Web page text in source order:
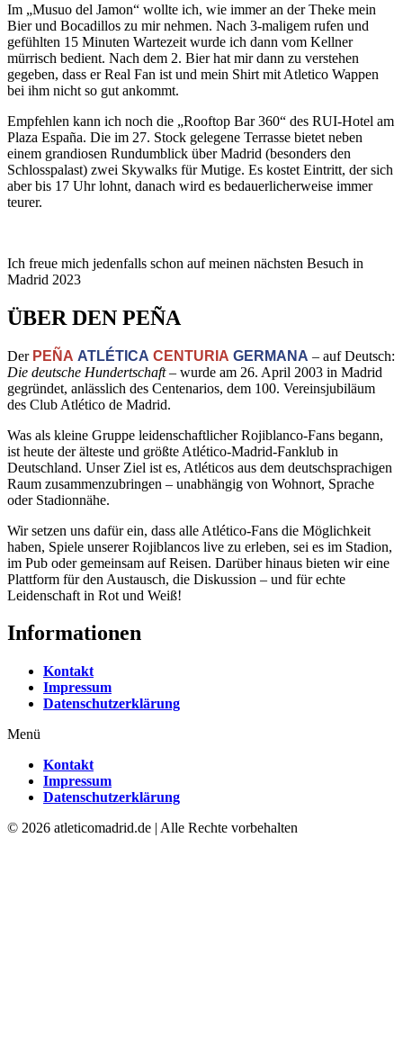
Im „Musuo del Jamon“ wollte ich, wie immer an der Theke mein
Bier und Bocadillos zu mir nehmen. Nach 3-maligem rufen und
gefühlten 15 Minuten Wartezeit wurde ich dann vom Kellner
mürrisch bedient. Nach dem 2. Bier hat mir dann zu verstehen
gegeben, dass er Real Fan ist und mein Shirt mit Atletico Wappen
bei ihm nicht so gut ankommt.
Empfehlen kann ich noch die „Rooftop Bar 360“ des RUI-Hotel am
Plaza España. Die im 27. Stock gelegene Terrasse bietet neben
einem grandiosen Rundumblick über Madrid (besonders den
Schlosspalast) zwei Skywalks für Mutige. Es kostet Eintritt, der sich
aber bis 17 Uhr lohnt, danach wird es bedauerlicherweise immer
teurer.
Ich freue mich jedenfalls schon auf meinen nächsten Besuch in
Madrid 2023
ÜBER DEN PEÑA
Der PEÑA ATLÉTICA CENTURIA GERMANA – auf Deutsch:
Die deutsche Hundertschaft– wurde am 26. April 2003 in Madrid
gegründet, anlässlich des Centenarios, dem 100. Vereinsjubiläum
des Club Atlético de Madrid.
Was als kleine Gruppe leidenschaftlicher Rojiblanco-Fans begann,
ist heute der älteste und größte Atlético-Madrid-Fanklub in
Deutschland. Unser Ziel ist es, Atléticos aus dem deutschsprachigen
Raum zusammenzubringen – unabhängig von Wohnort, Sprache
oder Stadionnähe.
Wir setzen uns dafür ein, dass alle Atlético-Fans die Möglichkeit
haben, Spiele unserer Rojiblancos live zu erleben, sei es im Stadion,
im Pub oder gemeinsam auf Reisen. Darüber hinaus bieten wir eine
Plattform für den Austausch, die Diskussion – und für echte
Leidenschaft in Rot und Weiß!
Informationen
Kontakt
Impressum
Datenschutzerklärung
Menü
Kontakt
Impressum
Datenschutzerklärung
© 2026 atleticomadrid.de | Alle Rechte vorbehalten